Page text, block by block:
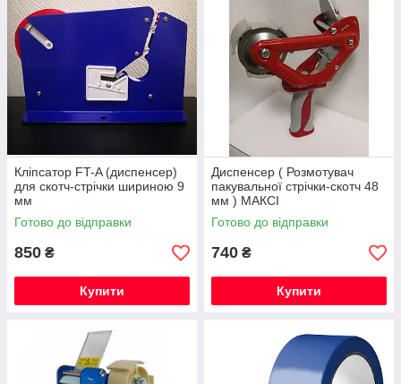
Кліпсатор FT-A (диспенсер)
для скотч-стрічки шириною 9
мм
Готово до відправки
850 ₴
Купити
Диспенсер ( Розмотувач
пакувальної стрічки-скотч 48
мм ) МАКСІ
Готово до відправки
740 ₴
Купити